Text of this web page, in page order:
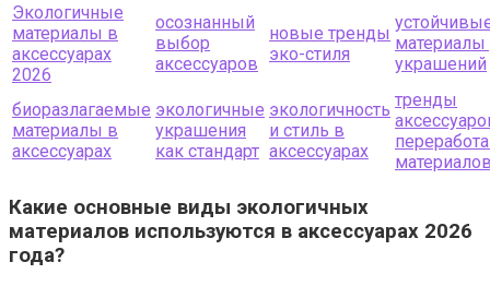
Экологичные
материалы в
аксессуарах
2026
осознанный
выбор
аксессуаров
новые тренды
эко-стиля
материалы
украшений
биоразлагаемые
материалы в
аксессуарах
экологичные
украшения
как стандарт
экологичность
и стиль в
аксессуарах
тренды
Какие основные виды экологичных
материалов используются в аксессуарах 2026
года?